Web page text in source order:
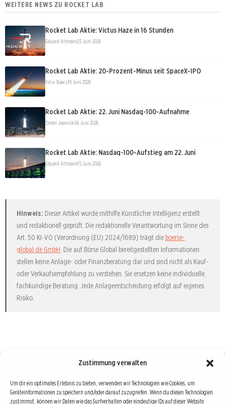
Zustimmung verwalten
Um dir ein optimales Erlebnis zu bieten, verwenden wir Technologien wie Cookies, um
Geräteinformationen zu speichern und/oder darauf zuzugreifen. Wenn du diesen Technologien
zustimmst, können wir Daten wie das Surfverhalten oder eindeutige IDs auf dieser Website
WEITERE NEWS ZU ROCKET LAB
Rocket Lab Aktie: Victus Haze in 16 Stunden
Eduard Altmann23. Juni 2026
Rocket Lab Aktie: 20-Prozent-Minus seit SpaceX-IPO
Felix Baarz19. Juni 2026
Rocket Lab Aktie: 22. Juni Nasdaq-100-Aufnahme
Dieter Jaworski16. Juni 2026
Rocket Lab Aktie: Nasdaq-100-Aufstieg am 22. Juni
Eduard Altmann15. Juni 2026
Hinweis: Dieser Artikel wurde mithilfe Künstlicher Intelligenz erstellt
und redaktionell geprüft. Die redaktionelle Verantwortung im Sinne des
Art. 50 KI-VO (Verordnung (EU) 2024/1689) trägt die boerse-
global.de GmbH . Die auf Börse Global bereitgestellten Informationen
stellen keine Anlage- oder Finanzberatung dar und sind nicht als Kauf-
oder Verkaufsempfehlung zu verstehen. Sie ersetzen keine individuelle,
fachkundige Beratung. Jede Anlageentscheidung erfolgt auf eigenes
Risiko.
Börse : lokal, international, global
Erfolgreiche Börsengeschäfte bedingen vor allem drei Dinge: Verlässliche Informationen,